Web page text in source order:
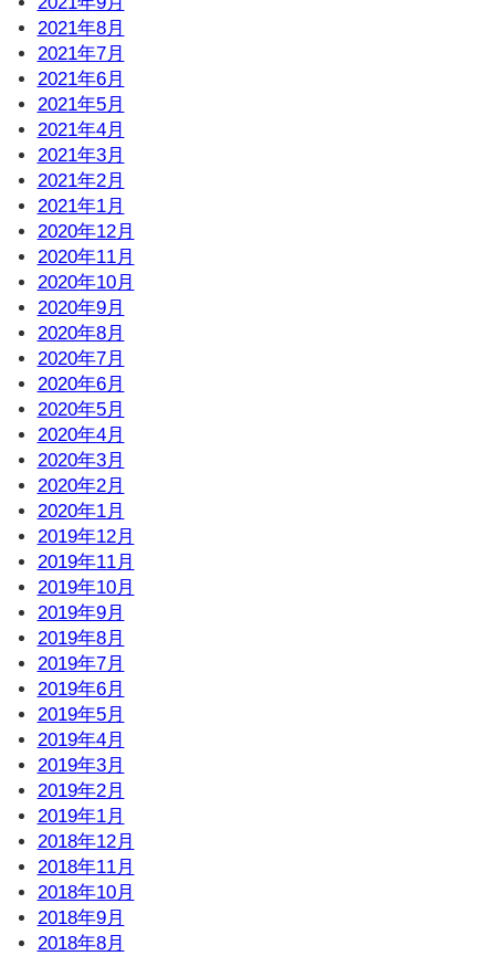
2021年8月
2021年7月
2021年6月
2021年5月
2021年4月
2021年3月
2021年2月
2021年1月
2020年12月
2020年11月
2020年10月
2020年9月
2020年8月
2020年7月
2020年6月
2020年5月
2020年4月
2020年3月
2020年2月
2020年1月
2019年12月
2019年11月
2019年10月
2019年9月
2019年8月
2019年7月
2019年6月
2019年5月
2019年4月
2019年3月
2019年2月
2019年1月
2018年12月
2018年11月
2018年10月
2018年9月
2018年8月